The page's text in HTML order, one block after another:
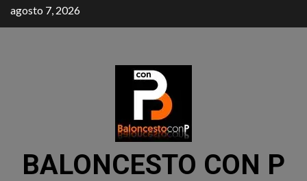
agosto 7, 2026
BALONCESTO CON P